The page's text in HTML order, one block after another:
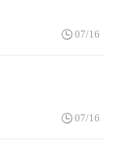
07/16
07/16